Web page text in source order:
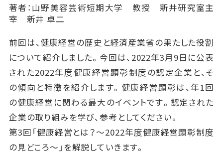
著者：山野美容芸術短期大学 教授 新井研究室主
宰 新井 卓二
前回は、健康経営の歴史と経済産業省の果たした役割
について紹介しました。今回は、2022年3月9日に公表
された2022年度健康経営顕彰制度の認定企業と、そ
の傾向と特徴を紹介します。健康経営顕彰は、年1回
の健康経営に関わる最大のイベントです。認定された
企業の取り組みを学び、参考としてください。
第3回「健康経営とは？～2022年度健康経営顕彰制度
の見どころ～」を解説していきます。